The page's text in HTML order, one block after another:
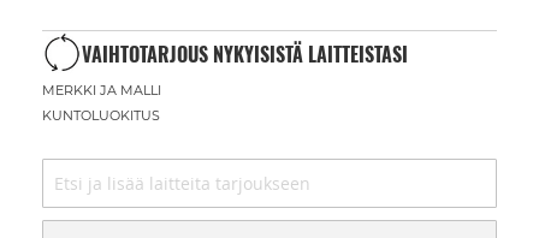
VAIHTOTARJOUS NYKYISISTÄ LAITTEISTASI
MERKKI JA MALLI
KUNTOLUOKITUS